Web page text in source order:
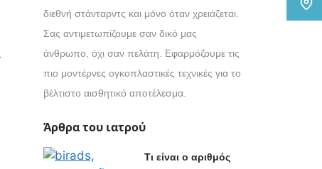
διεθνή στάνταρντς και μόνο όταν χρειάζεται.
Σας αντιμετωπίζουμε σαν δικό μας
άνθρωπο, όχι σαν πελάτη. Εφαρμόζουμε τις
πιο μοντέρνες ογκοπλαστικές τεχνικές για το
βέλτιστο αισθητικό αποτέλεσμα.
Άρθρα του ιατρού
Τι είναι ο αριθμός